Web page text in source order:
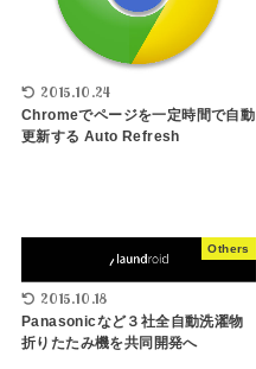
2015.10.24
Chromeでページを一定時間で自動
更新する Auto Refresh
Others
2015.10.18
Panasonicなど３社全自動洗濯物
折りたたみ機を共同開発へ